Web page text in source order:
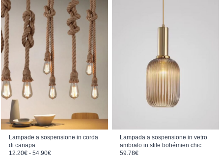
Lampade a sospensione in corda
di canapa
12.20€ - 54.90€Fascia di prezzo: da 12.20€ a 54.90€
Lampada a sospensione in vetro
ambrato in stile bohémien chic
59.78€